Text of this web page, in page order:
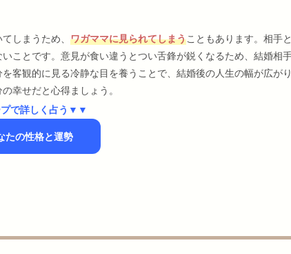
しまうため、 ワガママに見られてしまうこともあります。相手と
ことです。意見が食い違うとつい舌鋒が鋭くなるため、結婚相
客観的に見る冷静な目を養うことで、結婚後の人生の幅が広がり
幸せだと心得ましょう。
で詳しく占う▼▼
たの性格と運勢